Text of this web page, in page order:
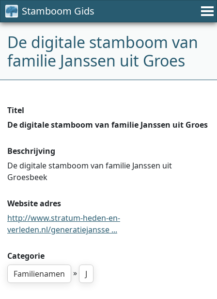
Stamboom Gids
De digitale stamboom van
familie Janssen uit Groes
Titel
De digitale stamboom van familie Janssen uit Groes
Beschrijving
De digitale stamboom van familie Janssen uit
Groesbeek
Website adres
http://www.stratum-heden-en-
verleden.nl/generatiejansse ...
Categorie
Familienamen
» J